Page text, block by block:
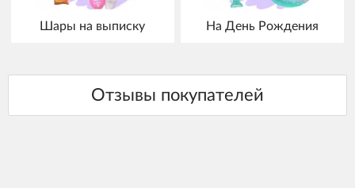
Шары на выписку На День Рождения